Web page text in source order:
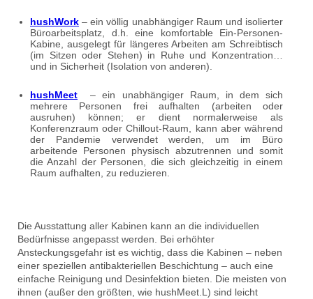
hushWork – ein völlig unabhängiger Raum und isolierter
Büroarbeitsplatz, d.h. eine komfortable Ein-Personen-
Kabine, ausgelegt für längeres Arbeiten am Schreibtisch
(im Sitzen oder Stehen) in Ruhe und Konzentration…
und in Sicherheit (Isolation von anderen).
hushMeet
– ein unabhängiger Raum, in dem sich
mehrere Personen frei aufhalten (arbeiten oder
ausruhen) können; er dient normalerweise als
Konferenzraum oder Chillout-Raum, kann aber während
der Pandemie verwendet werden, um im Büro
arbeitende Personen physisch abzutrennen und somit
die Anzahl der Personen, die sich gleichzeitig in einem
Raum aufhalten, zu reduzieren.
Die Ausstattung aller Kabinen kann an die individuellen
Bedürfnisse angepasst werden. Bei erhöhter
Ansteckungsgefahr ist es wichtig, dass die Kabinen – neben
einer speziellen antibakteriellen Beschichtung – auch eine
einfache Reinigung und Desinfektion bieten. Die meisten von
ihnen (außer den größten, wie hushMeet.L) sind leicht